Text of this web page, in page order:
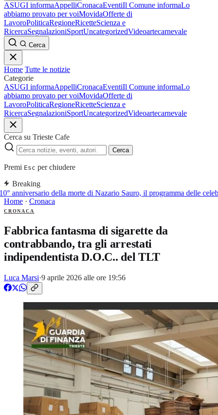
ASUGI informaAppelliCronacaEventiIl Comune informaLo
abbiamo provato per voiMovidaOfferte di
LavoroPoliticaRegioneRicetteScienza e
RicercaSegnalazioniSportUncategorizedVideoartecarnevale
Cerca
Home Tutte le notizie
Categorie
ASUGI informaAppelliCronacaEventiIl Comune informaLo
abbiamo provato per voiMovidaOfferte di
LavoroPoliticaRegioneRicetteScienza e
RicercaSegnalazioniSportUncategorizedVideoartecarnevale
Cerca su Trieste Cafe
Cerca
Premi Esc per chiudere
Breaking
anniversario della morte di Nazario Sauro, il programma delle
Home · Cronaca
CRONACA
Fabbrica fantasma di sigarette da
contrabbando, tra gli arrestati
indipendentista D.O.C.. del TLT
Luca Marsi·9 aprile 2026 alle ore 19:56